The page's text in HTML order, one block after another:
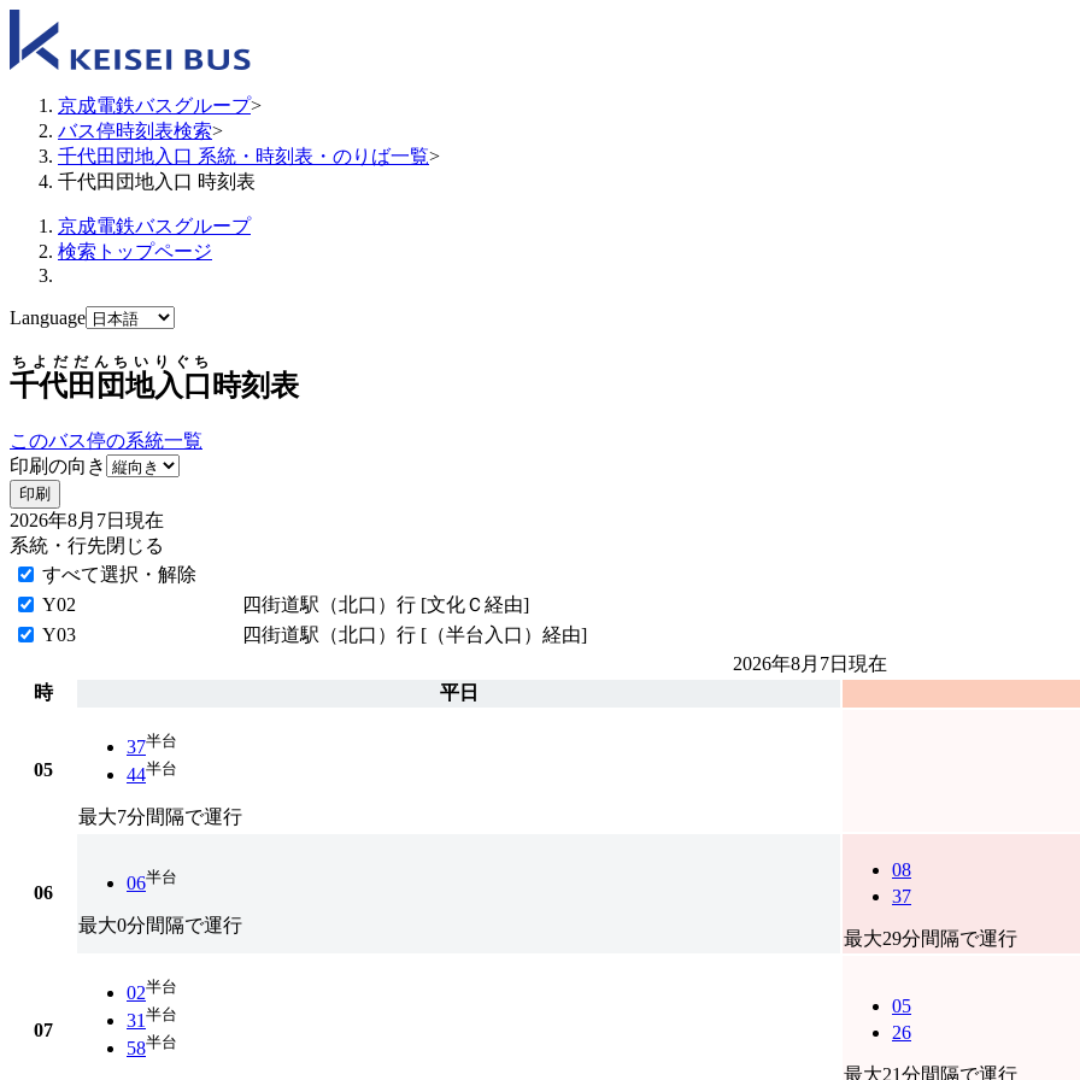
京成電鉄バスグループ>
バス停時刻表検索>
千代田団地入口 系統・時刻表・のりば一覧>
千代田団地入口 時刻表
京成電鉄バスグループ
検索トップページ
Language
千代田団地入口
ちよだだんちいりぐち
時刻表
このバス停の系統一覧
印刷の向き
印刷
2026年8月7日 現在
系統・行先閉じる
すべて選択・解除
Y02
四街道駅（北口）行 [文化Ｃ経由]
Y03
四街道駅（北口）行 [（半台入口）経由]
2026年8月7日 現在
時
平日
05
37半台
44半台
最大7分間隔で運行
06 06半台
最大0分間隔で運行
08
37
最大29分間隔で運行
07
02半台
31 半台
58半台
05
26
最大21分間隔で運行